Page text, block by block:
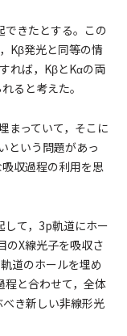
できたとする。この
Kβ発光と同等の情
れば，KβとKαの両
ると考えた。
まっていて，そこに
という問題があっ
収過程の利用を思
して，3p軌道にホー
のX線光子を吸収さ
道のホールを埋め
程と合わせて，全体
き新しい非線形光